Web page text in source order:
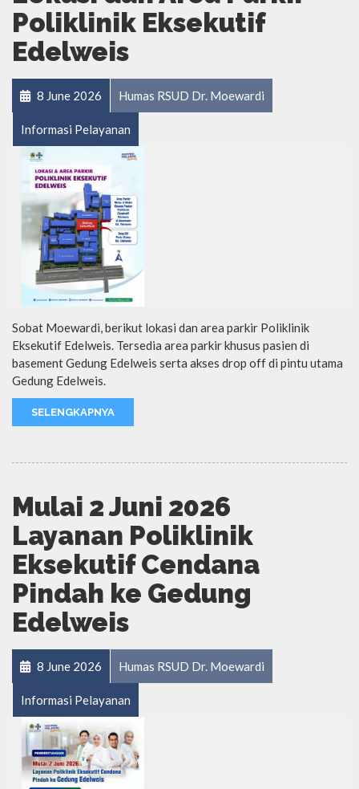
Poliklinik Eksekutif
Edelweis
8 June 2026 Humas RSUD Dr. Moewardi
Informasi Pelayanan
Sobat Moewardi, berikut lokasi dan area parkir Poliklinik
Eksekutif Edelweis. Tersedia area parkir khusus pasien di
basement Gedung Edelweis serta akses drop off di pintu utama
Gedung Edelweis.
SELENGKAPNYA
Mulai 2 Juni 2026
Layanan Poliklinik
Eksekutif Cendana
Pindah ke Gedung
Edelweis
8 June 2026 Humas RSUD Dr. Moewardi
Informasi Pelayanan